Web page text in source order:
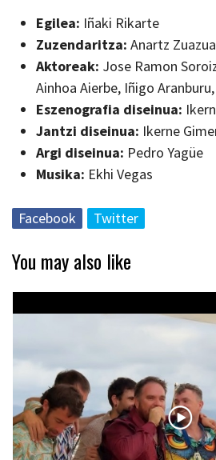
Egilea: Iñaki Rikarte
Zuzendaritza: Anartz Zuazua
Aktoreak: Jose Ramon
Ainhoa Aierbe, Iñigo
Eszenografia diseinua:
Jantzi diseinua: Ikerne
Argi diseinua: Pedro Yagüe
Musika: Ekhi Vegas
Facebook Twitter
You may also like